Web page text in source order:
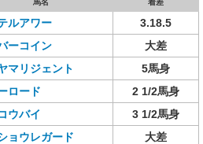
馬名 着差
ルアワー
3.18.5
ーコイン
大差
マリジェント
5馬身
ロード
2 1/2馬身
ウバイ
3 1/2馬身
ョウレガード
大差